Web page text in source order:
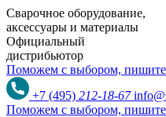
Сварочное оборудование,
аксессуары и материалы
Официальный
дистрибьютор
Поможем с выбором, пишите
+7 (495) 212-18-67
Поможем с выбором, пишите